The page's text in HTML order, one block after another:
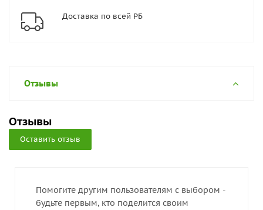
Доставка по всей РБ
Отзывы
Отзывы
Оставить отзыв
Помогите другим пользователям с выбором -
будьте первым, кто поделится своим